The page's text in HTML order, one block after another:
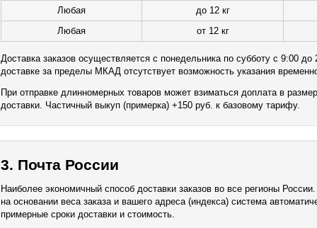
Любая
до 12 кг
Любая
от 12 кг
Доставка заказов осуществляется с понедельника по субботу с 9:00
доставке за пределы МКАД отсутствует возможность указания
При отправке длинномерных товаров может взиматься доплата в
доставки. Частичный выкуп (примерка) +150 руб. к базовому тарифу.
3. Почта России
Наиболее экономичный способ доставки заказов во все регионы
на основании веса заказа и вашего адреса (индекса) система
примерные сроки доставки и стоимость.